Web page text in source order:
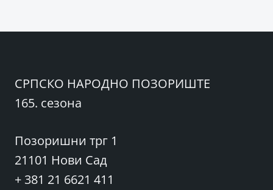
СРПСКО НАРОДНО ПОЗОРИШТЕ
165. сезона
Позоришни трг 1
21101 Нови Сад
+ 381 21 6621 411